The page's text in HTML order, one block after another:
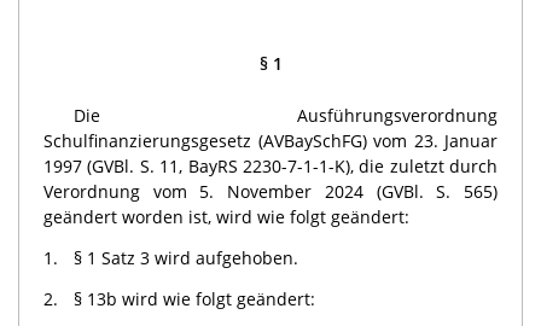
§ 1
Die Ausführungsverordnung
Schulfinanzierungsgesetz (AVBaySchFG) vom 23. Januar
1997 (GVBl. S. 11, BayRS 2230-7-1-1-K), die zuletzt durch
Verordnung vom 5. November 2024 (GVBl. S. 565)
geändert worden ist, wird wie folgt geändert:
1.
§ 1 Satz 3 wird aufgehoben.
2.
§ 13b wird wie folgt geändert: